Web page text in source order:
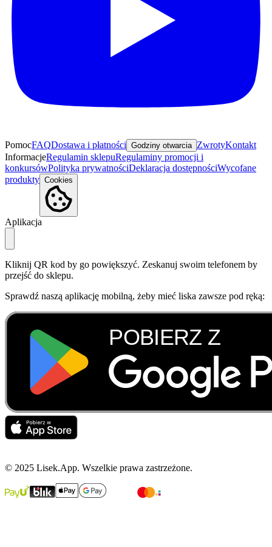
PomocFAQDostawa i płatności Godziny otwarcia ZwrotyKontakt
InformacjeRegulamin sklepuRegulaminy promocji i
konkursówPolityka prywatnościDeklaracja dostępnościWycofane
produkty Cookies
Aplikacja
Kliknij QR kod by go powiększyć. Zeskanuj swoim telefonem by
przejść do sklepu.
Sprawdź naszą aplikację mobilną, żeby mieć liska zawsze pod ręką:
© 2025 Lisek.App. Wszelkie prawa zastrzeżone.